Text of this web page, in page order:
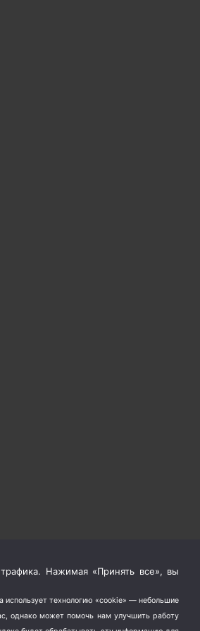
Нажимая «Принять все», вы
технологию «cookie» — небольшие
однако может помочь нам улучшить работу